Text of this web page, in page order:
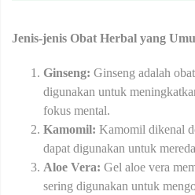
Jenis-jenis Obat Herbal yang
Ginseng: Ginseng adalah
digunakan untuk
fokus mental.
Kamomil: Kamomil dikenal
dapat digunakan untuk
Aloe Vera: Gel aloe vera
sering digunakan untuk